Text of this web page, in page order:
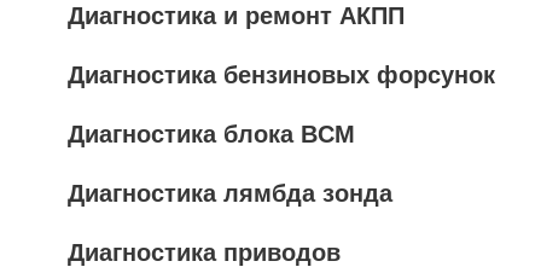
Диагностика и ремонт АКПП
Диагностика бензиновых форсунок
Диагностика блока BCM
Диагностика лямбда зонда
Диагностика приводов